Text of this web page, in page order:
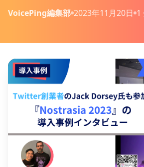
VoicePing編集部 2023年11月20日 1